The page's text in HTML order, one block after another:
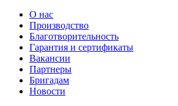
О нас
Производство
Благотворительность
Гарантия и сертификаты
Вакансии
Партнеры
Бригадам
Новости